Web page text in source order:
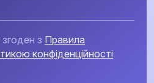
з Правила
конфіденційності